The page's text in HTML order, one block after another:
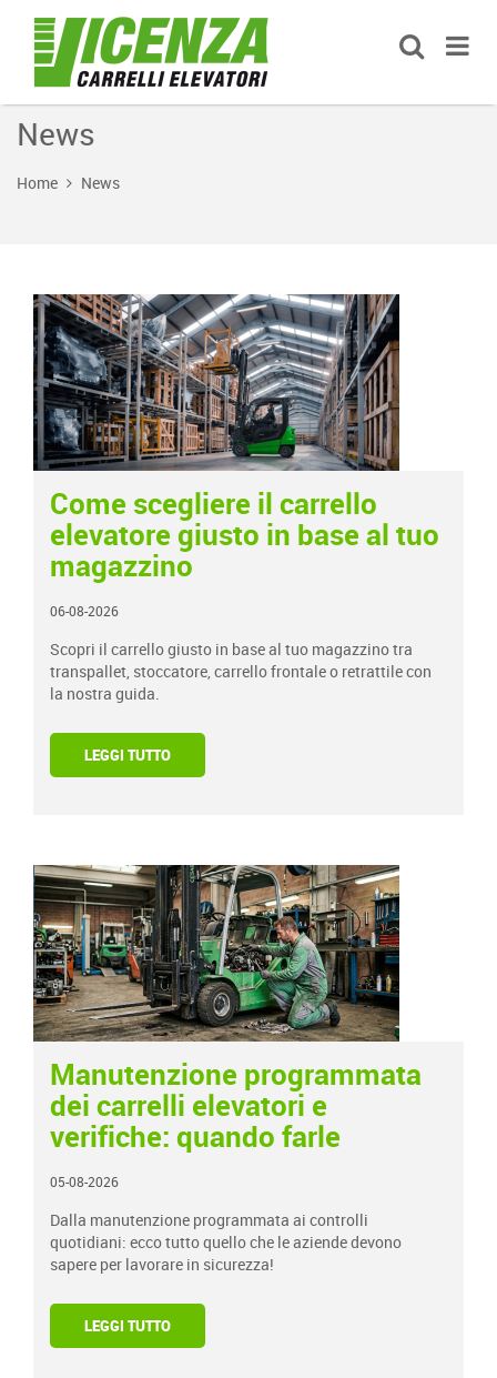
News
Home News
Come scegliere il carrello
elevatore giusto in base al tuo
magazzino
06-08-2026
Scopri il carrello giusto in base al tuo magazzino tra
transpallet, stoccatore, carrello frontale o retrattile con
la nostra guida.
LEGGI TUTTO
Manutenzione programmata
dei carrelli elevatori e
verifiche: quando farle
05-08-2026
Dalla manutenzione programmata ai controlli
quotidiani: ecco tutto quello che le aziende devono
sapere per lavorare in sicurezza!
LEGGI TUTTO